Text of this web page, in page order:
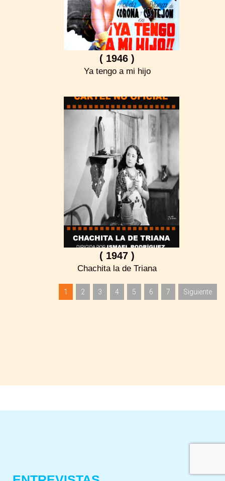
( 1946 )
Ya tengo a mi hijo
( 1947 )
Chachita la de Triana
1 2 3 4 5 6 7 Siguiente